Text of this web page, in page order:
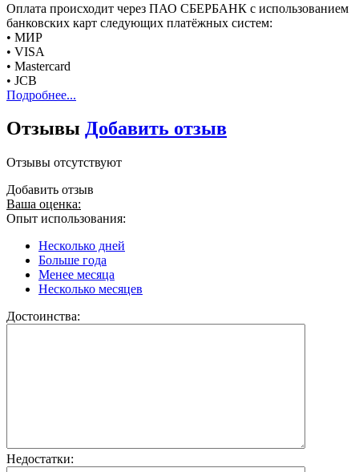
Оплата происходит через ПАО СБЕРБАНК с использованием
банковских карт следующих платёжных систем:
• МИР
• VISA
• Mastercard
• JCB
Подробнее...
Отзывы Добавить отзыв
Отзывы отсутствуют
Добавить отзыв
Ваша оценка:
Опыт использования:
Несколько дней
Больше года
Менее месяца
Несколько месяцев
Достоинства:
Недостатки: